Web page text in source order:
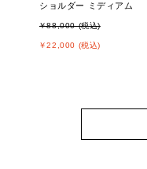
ショルダー ミディアム
￥88,000 (税込)
￥22,000 (税込)